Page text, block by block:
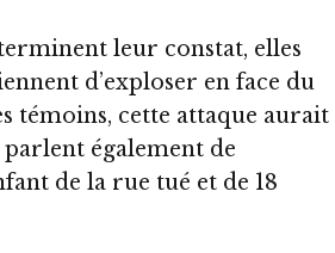
leur constat, elles
d’exploser en face du
témoins, cette attaque aurait
également de
de la rue tué et de 18